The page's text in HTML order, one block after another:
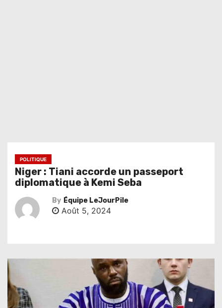
POLITIQUE
Niger : Tiani accorde un passeport
diplomatique à Kemi Seba
By Équipe LeJourPile
Août 5, 2024